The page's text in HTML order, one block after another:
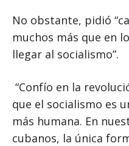
No obstante, pidió
muchos más que en
llegar al socialismo”.
“Confío en la
que el socialismo es
más humana. En
cubanos, la única